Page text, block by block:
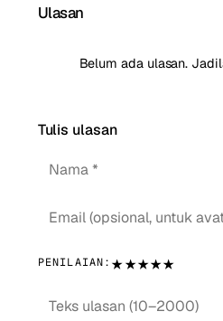
Ulasan
Belum ada ulasan.
Tulis ulasan
PENILAIAN: ★★★★★